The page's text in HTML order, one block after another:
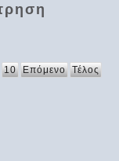
10 Επόμενο Τέλος